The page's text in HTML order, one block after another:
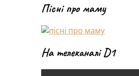
Пісні про маму
На телеканалі D1